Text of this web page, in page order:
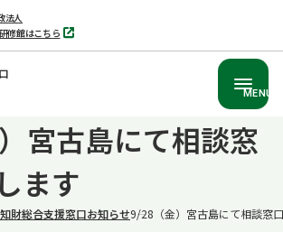
法人
修館はこちら
別
タ
MENU
宮古島にて相談窓
ます
財総合支援窓口お知らせ9/28（金）宮古島にて相談窓